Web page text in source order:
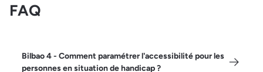
FAQ
Bilbao 4 - Comment paramétrer l'accessibilité pour les
personnes en situation de handicap ?